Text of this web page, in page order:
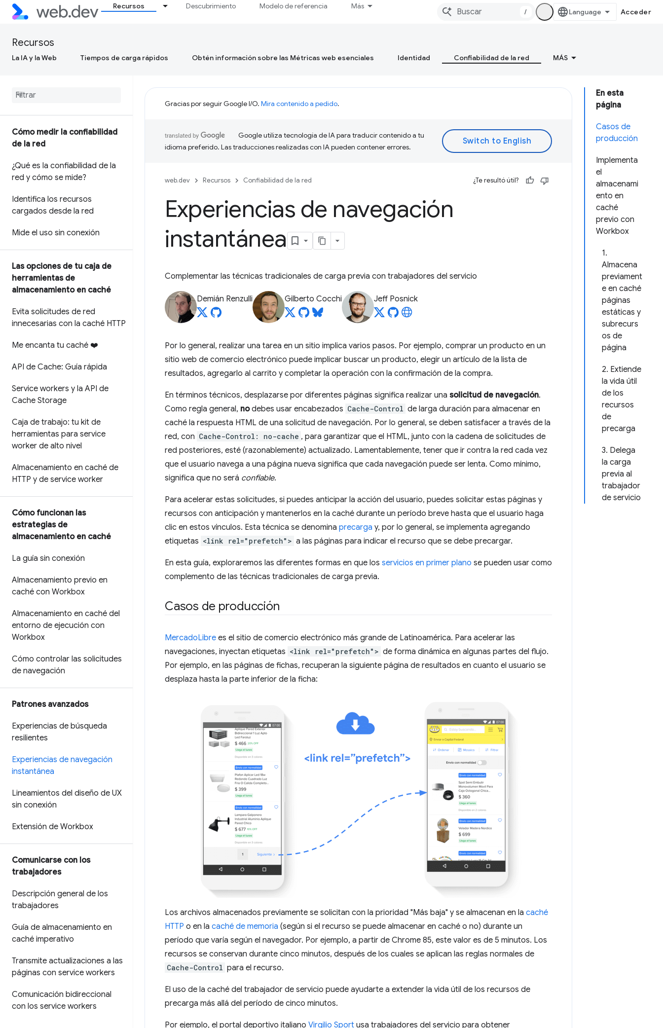
Recursos Descubrimiento Modelo de referencia Más
/ Acceder
Recursos
La IA y la Web Tiempos de carga rápidos Obtén información sobre las Métricas web esenciales Identidad Confiabilidad de la red MÁS
Cómo medir la confiabilidad
de la red
¿Qué es la confiabilidad de la
red y cómo se mide?
Identifica los recursos
cargados desde la red
Mide el uso sin conexión
Las opciones de tu caja de
herramientas de
almacenamiento en caché
Evita solicitudes de red
innecesarias con la caché HTTP
Me encanta tu caché ❤️
API de Cache: Guía rápida
Service workers y la API de
Cache Storage
Caja de trabajo: tu kit de
herramientas para service
worker de alto nivel
Almacenamiento en caché de
HTTP y de service worker
Cómo funcionan las
estrategias de
almacenamiento en caché
La guía sin conexión
Almacenamiento previo en
caché con Workbox
Almacenamiento en caché del
entorno de ejecución con
Workbox
Cómo controlar las solicitudes
de navegación
Patrones avanzados
Experiencias de búsqueda
resilientes
Experiencias de navegación
instantánea
Lineamientos del diseño de UX
sin conexión
Extensión de Workbox
Comunicarse con los
trabajadores
Descripción general de los
trabajadores
Guía de almacenamiento en
caché imperativo
Transmite actualizaciones a las
páginas con service workers
Comunicación bidireccional
con los service workers
En esta
página
Casos de
producción
Implementa
el
almacenami
ento en
caché
previo con
Workbox
1.
Almacena
previament
e en caché
páginas
estáticas y
subrecurs
os de
página
2. Extiende
la vida útil
de los
recursos
de
precarga
3. Delega
la carga
previa al
trabajador
de servicio
Gracias por seguir Google I/O. Mira contenido a pedido.
Google utiliza tecnología de IA para traducir contenido a tu
idioma preferido. Las traducciones realizadas con IA pueden contener errores.
web.dev Recursos Confiabilidad de la red ¿Te resultó útil?
Experiencias de navegación
instantánea
Complementar las técnicas tradicionales de carga previa con trabajadores del servicio
Demián Renzulli Gilberto Cocchi Jeff Posnick
Por lo general, realizar una tarea en un sitio implica varios pasos. Por ejemplo, comprar un producto en un
sitio web de comercio electrónico puede implicar buscar un producto, elegir un artículo de la lista de
resultados, agregarlo al carrito y completar la operación con la confirmación de la compra.
En términos técnicos, desplazarse por diferentes páginas significa realizar una solicitud de navegación.
Como regla general, nodebes usar encabezados Cache-Control de larga duración para almacenar en
caché la respuesta HTML de una solicitud de navegación. Por lo general, se deben satisfacer a través de la
red, con Cache-Control: no-cache , para garantizar que el HTML, junto con la cadena de solicitudes de
red posteriores, esté (razonablemente) actualizado. Lamentablemente, tener que ir contra la red cada vez
que el usuario navega a una página nueva significa que cada navegación puede ser lenta. Como mínimo,
significa que no será confiable.
Para acelerar estas solicitudes, si puedes anticipar la acción del usuario, puedes solicitar estas páginas y
recursos con anticipación y mantenerlos en la caché durante un período breve hasta que el usuario haga
clic en estos vínculos. Esta técnica se denomina precarga y, por lo general, se implementa agregando
etiquetas <link rel="prefetch"> a las páginas para indicar el recurso que se debe precargar.
En esta guía, exploraremos las diferentes formas en que los servicios en primer plano se pueden usar como
complemento de las técnicas tradicionales de carga previa.
Casos de producción
MercadoLibre es el sitio de comercio electrónico más grande de Latinoamérica. Para acelerar las
navegaciones, inyectan etiquetas <link rel="prefetch"> de forma dinámica en algunas partes del flujo.
Por ejemplo, en las páginas de fichas, recuperan la siguiente página de resultados en cuanto el usuario se
desplaza hasta la parte inferior de la ficha:
Los archivos almacenados previamente se solicitan con la prioridad "Más baja" y se almacenan en la caché
HTTP o en la caché de memoria (según si el recurso se puede almacenar en caché o no) durante un
período que varía según el navegador. Por ejemplo, a partir de Chrome 85, este valor es de 5 minutos. Los
recursos se conservan durante cinco minutos, después de los cuales se aplican las reglas normales de
Cache-Control para el recurso.
El uso de la caché del trabajador de servicio puede ayudarte a extender la vida útil de los recursos de
precarga más allá del período de cinco minutos.
Por ejemplo, el portal deportivo italiano Virgilio Sport usa trabajadores del servicio para obtener